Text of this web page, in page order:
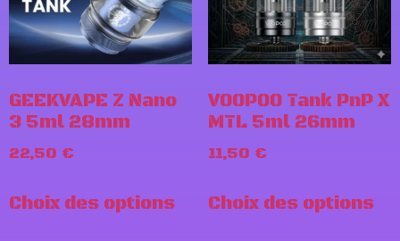
GEEKVAPE Z Nano
3 5ml 28mm
22,50 €
Choix des options
VOOPOO Tank PnP X
MTL 5ml 26mm
11,50 €
Choix des options